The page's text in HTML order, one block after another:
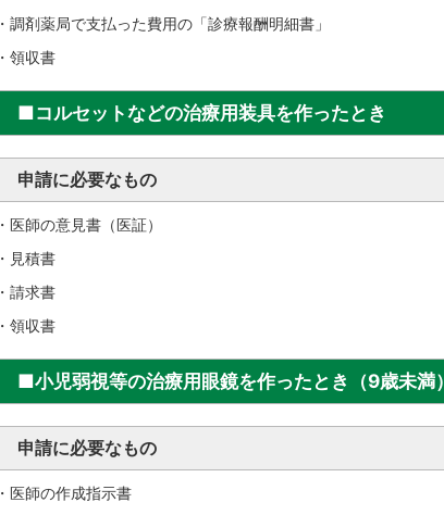
・調剤薬局で支払った費用の「診療報酬明細書」
・領収書
■コルセットなどの治療用装具を作ったとき
申請に必要なもの
・医師の意見書（医証）
・見積書
・請求書
・領収書
■小児弱視等の治療用眼鏡を作ったとき（9歳未満）
申請に必要なもの
・医師の作成指示書